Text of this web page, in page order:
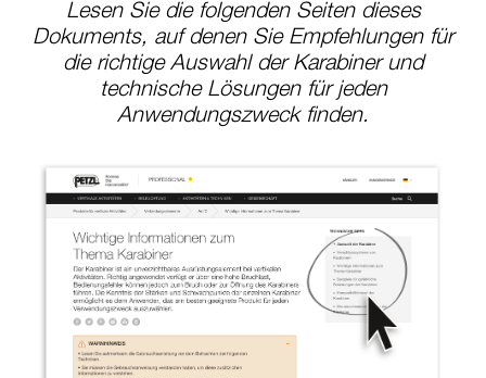
Lesen Sie die folgenden Seiten dieses
Dokuments, auf denen Sie Empfehlungen für
die richtige Auswahl der Karabiner und
technische Lösungen für jeden
Anwendungszweck finden.